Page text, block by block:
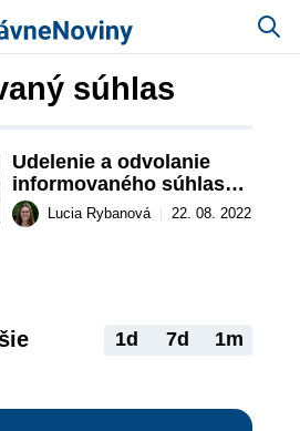
súhlas
Udelenie a odvolanie
informovaného súhlasu
na poskytnutie
zdravotnej starostlivosti
Lucia Rybanová 22. 08. 2022
1d 7d 1m